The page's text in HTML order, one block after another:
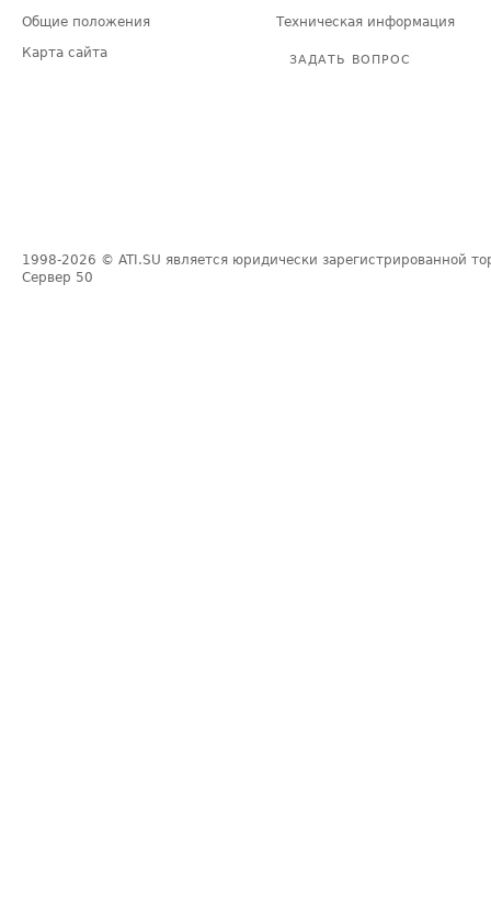
Общие положения
Карта сайта
Техническая информация
ЗАДАТЬ ВОПРОС
1998-2026 © ATI.SU является юридически зарегистрированной
Сервер 50